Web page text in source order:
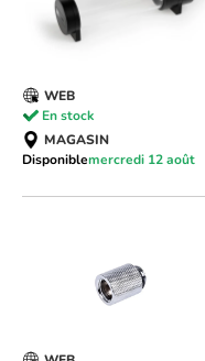
WEB
En stock
MAGASIN
Disponiblemercredi 12 août